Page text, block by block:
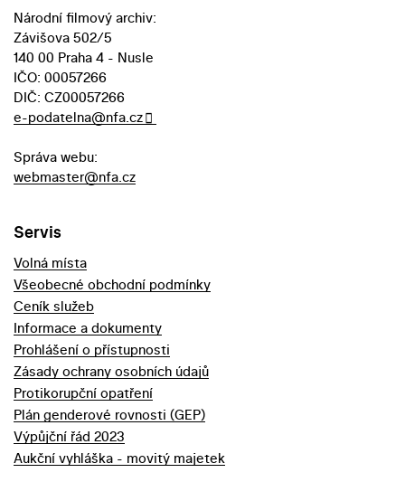
Národní filmový archiv:
Závišova 502/5
140 00 Praha 4 - Nusle
IČO: 00057266
DIČ: CZ00057266
e-podatelna@nfa.cz
Správa webu:
webmaster@nfa.cz
Servis
Volná místa
Všeobecné obchodní podmínky
Ceník služeb
Informace a dokumenty
Prohlášení o přístupnosti
Zásady ochrany osobních údajů
Protikorupční opatření
Plán genderové rovnosti (GEP)
Výpůjční řád 2023
Aukční vyhláška - movitý majetek